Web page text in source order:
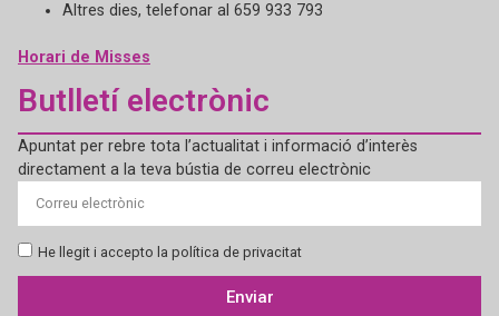
Altres dies, telefonar al 659 933 793
Horari de Misses
Butlletí electrònic
Apuntat per rebre tota l’actualitat i informació d’interès
directament a la teva bústia de correu electrònic
He llegit i accepto la política de privacitat
Enviar